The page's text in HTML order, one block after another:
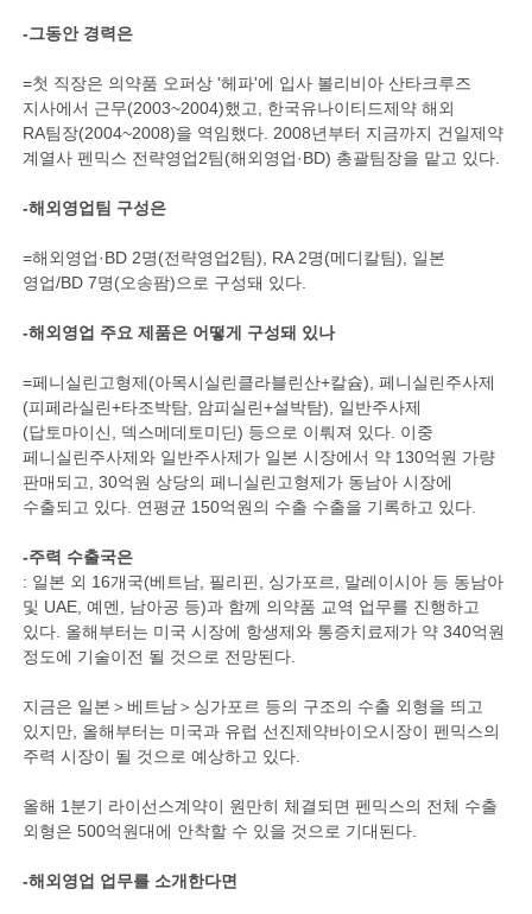
-그동안 경력은
=첫 직장은 의약품 오퍼상 '헤파'에 입사 볼리비아 산타크루즈
지사에서 근무(2003~2004)했고, 한국유나이티드제약 해외
RA팀장(2004~2008)을 역임했다. 2008년부터 지금까지 건일제약
계열사 펜믹스 전략영업2팀(해외영업·BD) 총괄팀장을 맡고 있다.
-해외영업팀 구성은
=해외영업·BD 2명(전략영업2팀), RA 2명(메디칼팀), 일본
영업/BD 7명(오송팜)으로 구성돼 있다.
-해외영업 주요 제품은 어떻게 구성돼 있나
=페니실린고형제(아목시실린클라블린산+칼슘), 페니실린주사제
(피페라실린+타조박탐, 암피실린+설박탐), 일반주사제
(답토마이신, 덱스메데토미딘) 등으로 이뤄져 있다. 이중
페니실린주사제와 일반주사제가 일본 시장에서 약 130억원 가량
판매되고, 30억원 상당의 페니실린고형제가 동남아 시장에
수출되고 있다. 연평균 150억원의 수출 수출을 기록하고 있다.
-주력 수출국은
: 일본 외 16개국(베트남, 필리핀, 싱가포르, 말레이시아 등 동남아
및 UAE, 예멘, 남아공 등)과 함께 의약품 교역 업무를 진행하고
있다. 올해부터는 미국 시장에 항생제와 통증치료제가 약 340억원
정도에 기술이전 될 것으로 전망된다.
지금은 일본＞베트남＞싱가포르 등의 구조의 수출 외형을 띄고
있지만, 올해부터는 미국과 유럽 선진제약바이오시장이 펜믹스의
주력 시장이 될 것으로 예상하고 있다.
올해 1분기 라이선스계약이 원만히 체결되면 펜믹스의 전체 수출
외형은 500억원대에 안착할 수 있을 것으로 기대된다.
-해외영업 업무를 소개한다면